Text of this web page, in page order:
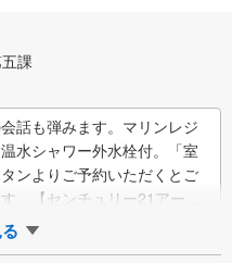
課
話も弾みます。マリンレジ
水シャワー外水栓付。「室
ンよりご予約いただくとご
。【センチュリー21アース
ュリオン獲得…